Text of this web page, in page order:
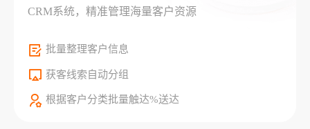
CRM系统，精准管理海量客户资源
批量整理客户信息
获客线索自动分组
根据客户分类批量触达%送达